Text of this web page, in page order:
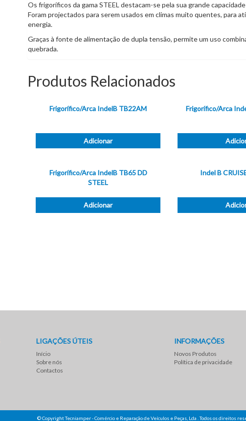
Os frigoríficos da gama STEEL destacam-se pela sua grande
Foram projectados para serem usados em climas muito quentes, para
energia.
Graças à fonte de alimentação de dupla tensão, permite um uso
quebrada.
Produtos Relacionados
Frigorífico/Arca IndelB TB22AM
Adicionar
Frigorífico/Arca
Frigorífico/Arca IndelB TB65 DD
STEEL
Adicionar
Indel B
LIGAÇÕES ÚTEIS
Início
Sobre nós
Contactos
INFORMAÇÕES
Novos Produtos
Política de privacidade
© Copyright Tecniamper - Comércio e Reparação de Veículos e Peças, Lda . Todos os direitos